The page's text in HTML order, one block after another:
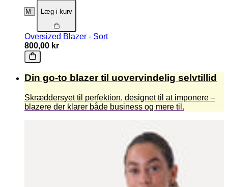
Læg i kurv
Oversized Blazer - Sort
800,00 kr
Din go-to blazer til uovervindelig selvtillid
Skræddersyet til perfektion, designet til at imponere –
blazere der klarer både business og mere til.